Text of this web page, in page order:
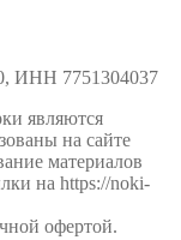
ИНН 7751304037
являются
на сайте
материалов
на https://noki-
офертой.